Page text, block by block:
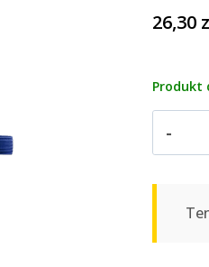
26,30
Produkt
B5